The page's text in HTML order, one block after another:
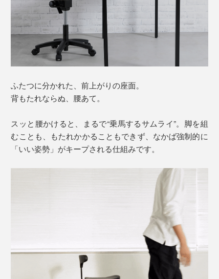
ふたつに分かれた、前上がりの座面。
背もたれならぬ、腰あて。
スッと腰かけると、まるで“乗馬するサムライ”。脚を組
むことも、もたれかかることもできず、なかば強制的に
「いい姿勢」がキープされる仕組みです。